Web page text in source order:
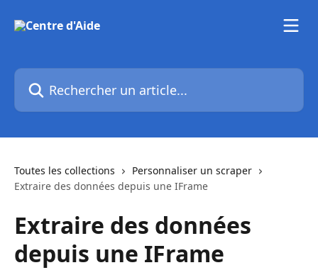
Rechercher un article...
Toutes les collections
Personnaliser un scraper
Extraire des données depuis une IFrame
Extraire des données
depuis une IFrame